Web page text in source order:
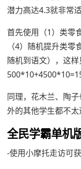
潜力高达4.3就非常
首先使用（1）类零
（4）随机提升类
随机到语文），这
同理，花木兰、陶
外的其他学生都不太
全民学霸单机
-使用小摩托走访可